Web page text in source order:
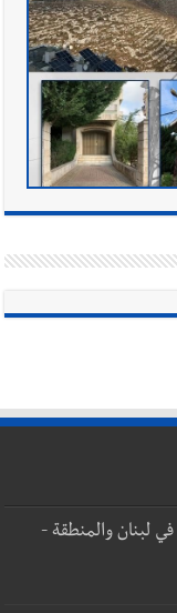
لبنان والمنطقة -